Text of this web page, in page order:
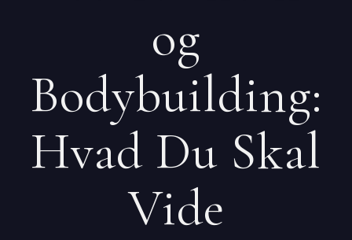
og
Bodybuilding:
Hvad Du Skal
Vide